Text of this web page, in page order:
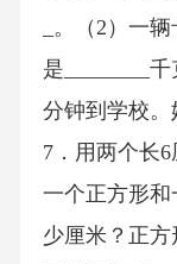
_。（2）一
是________
分钟到学校。
7．用两个长
一个正方形
少厘米？正方